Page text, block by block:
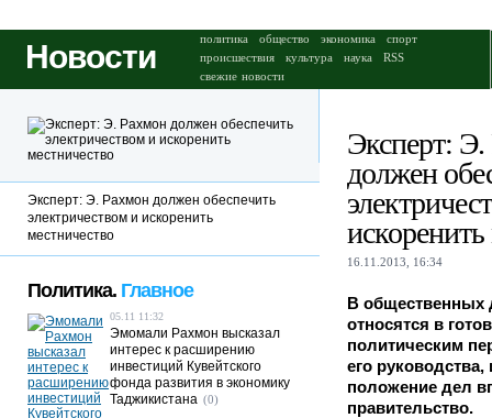
Новости политика общество экономика
спорт
происшествия
культура наука
RSS
свежие новости
Эксперт:
должен
16.11.2013, 16:34
В общественных
относятся в
политическим
его
положение дел
правительство.
Эксперт: Э. Рахмон должен обеспечить
электричеством и искоренить
местничество
Политика. Главное
05.11 11:32
Эмомали Рахмон высказал
интерес к расширению
инвестиций Кувейтского
фонда развития в экономику
Таджикистана (0)